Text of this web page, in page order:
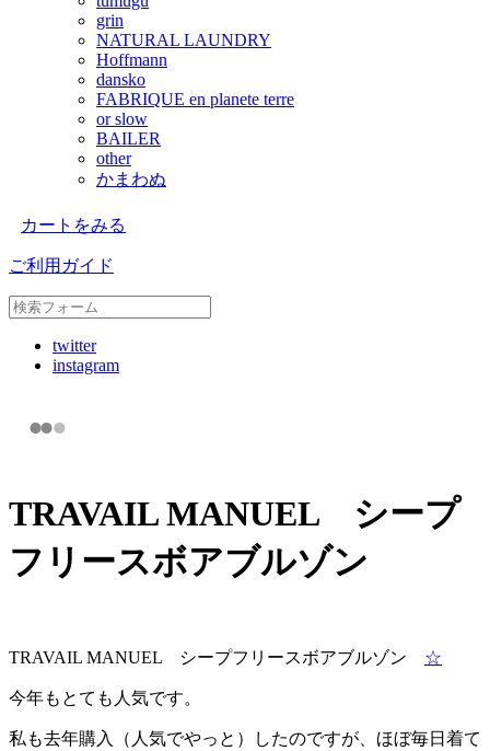
grin
NATURAL LAUNDRY
Hoffmann
dansko
FABRIQUE en planete terre
or slow
BAILER
other
かまわぬ
カートをみる
ご利用ガイド
twitter
instagram
TRAVAIL MANUEL シープ
フリースボアブルゾン
TRAVAIL MANUEL シープフリースボアブルゾン ☆
今年もとても人気です。
私も去年購入（人気でやっと）したのですが、ほぼ毎日着て